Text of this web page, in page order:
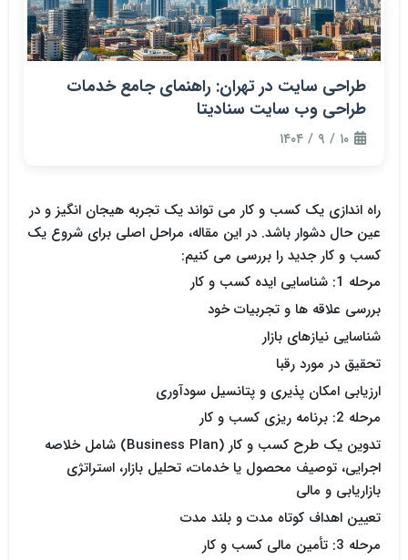
طراحی سایت در تهران: راهنمای جامع خدمات
طراحی وب سایت سنادیتا
۱۰ / ۹ / ۱۴۰۴
راه اندازی یک کسب و کار می تواند یک تجربه هیجان انگیز و در
عین حال دشوار باشد. در این مقاله، مراحل اصلی برای شروع یک
کسب و کار جدید را بررسی می کنیم:
مرحله 1: شناسایی ایده کسب و کار
بررسی علاقه ها و تجربیات خود
شناسایی نیازهای بازار
تحقیق در مورد رقبا
ارزیابی امکان پذیری و پتانسیل سودآوری
مرحله 2: برنامه ریزی کسب و کار
تدوین یک طرح کسب و کار (Business Plan) شامل خلاصه
اجرایی، توصیف محصول یا خدمات، تحلیل بازار، استراتژی
بازاریابی و مالی
تعیین اهداف کوتاه مدت و بلند مدت
مرحله 3: تأمین مالی کسب و کار